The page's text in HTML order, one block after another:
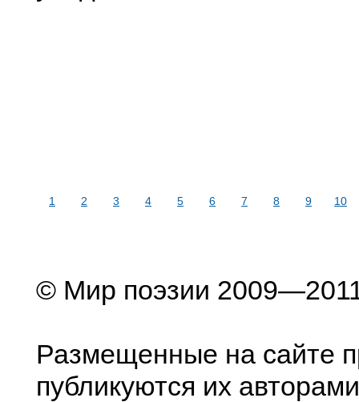
1 2 3 4 5 6 7 8 9 10
© Мир поэзии
Размещенные на сайте
публикуются их